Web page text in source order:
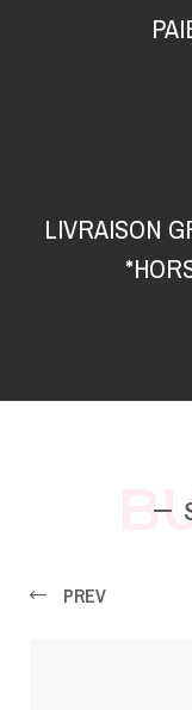
LIVRAISON
PREV